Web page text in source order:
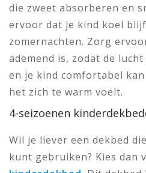
die zweet absorberen en
ervoor dat je kind koel
zomernachten. Zorg
ademend is, zodat de
en je kind comfortabel
het zich te warm voelt.
4-seizoenen
Wil je liever een dekbed
kunt gebruiken? Kies dan